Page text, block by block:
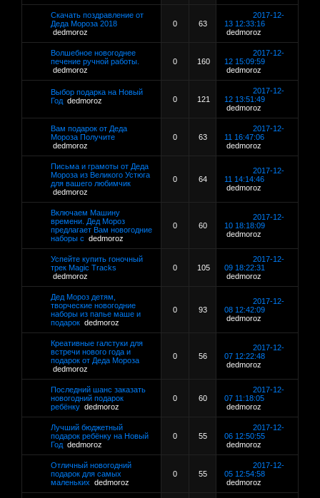
Скачать поздравление от
Деда Мороза 2018
dedmoroz
0 63
2017-12-
13 12:33:16
dedmoroz
Волшебное новогоднее
печение ручной работы.
dedmoroz
0 160
2017-12-
12 15:09:59
dedmoroz
Выбор подарка на Новый
Год dedmoroz 0 121
2017-12-
12 13:51:49
dedmoroz
Вам подарок от Деда
Мороза Получите
dedmoroz
0 63
2017-12-
11 16:47:06
dedmoroz
Письма и грамоты от Деда
Мороза из Великого Устюга
для вашего любимчик
dedmoroz
0 64
2017-12-
11 14:14:46
dedmoroz
Включаем Машину
времени. Дед Мороз
предлагает Вам новогодние
наборы с dedmoroz
0 60
2017-12-
10 18:18:09
dedmoroz
Успейте купить гоночный
трек Magic Tracks
dedmoroz
0 105
2017-12-
09 18:22:31
dedmoroz
Дед Мороз детям,
творческие новогодние
наборы из папье маше и
подарок dedmoroz
0 93
2017-12-
08 12:42:09
dedmoroz
Креативные галстуки для
встречи нового года и
подарок от Деда Мороза
dedmoroz
0 56
2017-12-
07 12:22:48
dedmoroz
Последний шанс заказать
новогодний подарок
ребёнку dedmoroz
0 60
2017-12-
07 11:18:05
dedmoroz
Лучший бюджетный
подарок ребёнку на Новый
Год dedmoroz
0 55
2017-12-
06 12:50:55
dedmoroz
Отличный новогодний
подарок для самых
маленьких dedmoroz
0 55
2017-12-
05 12:54:58
dedmoroz